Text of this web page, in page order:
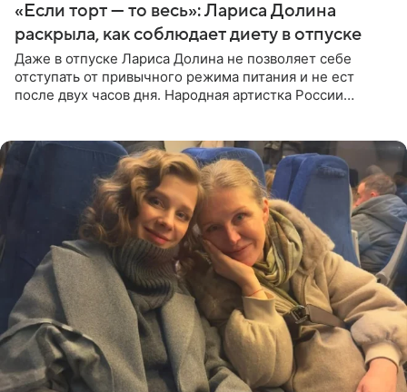
«Если торт — то весь»: Лариса Долина
раскрыла, как соблюдает диету в отпуске
Даже в отпуске Лариса Долина не позволяет себе
отступать от привычного режима питания и не ест
после двух часов дня. Народная артистка России